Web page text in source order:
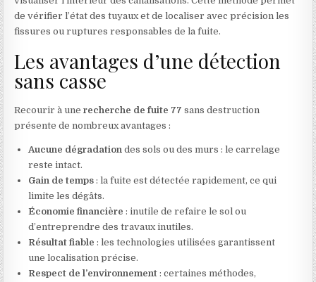
de vérifier l’état des tuyaux et de localiser avec précision les
fissures ou ruptures responsables de la fuite.
Les avantages d’une détection
sans casse
Recourir à unerecherche de fuite 77 sans destruction
présente de nombreux avantages :
Aucune dégradation des sols ou des murs : le carrelage
reste intact.
Gain de temps : la fuite est détectée rapidement, ce qui
limite les dégâts.
Économie financière : inutile de refaire le sol ou
d’entreprendre des travaux inutiles.
Résultat fiable : les technologies utilisées garantissent
une localisation précise.
Respect de l’environnement : certaines méthodes,